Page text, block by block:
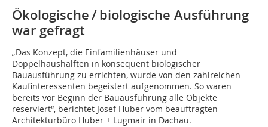
Ökologische / biologische Ausführung
war gefragt
„Das Konzept, die Einfamilienhäuser und
Doppelhaushälften in konsequent biologischer
Bauausführung zu errichten, wurde von den zahlreichen
Kaufinteressenten begeistert aufgenommen. So waren
bereits vor Beginn der Bauausführung alle Objekte
reserviert“, berichtet Josef Huber vom beauftragten
Architekturbüro Huber + Lugmair in Dachau.